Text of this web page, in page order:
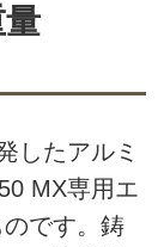
したアルミ
MX専用エ
です。鋳